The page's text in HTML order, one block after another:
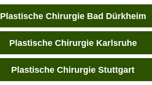
Plastische Chirurgie Bad Dürkheim
Plastische Chirurgie Karlsruhe
Plastische Chirurgie Stuttgart